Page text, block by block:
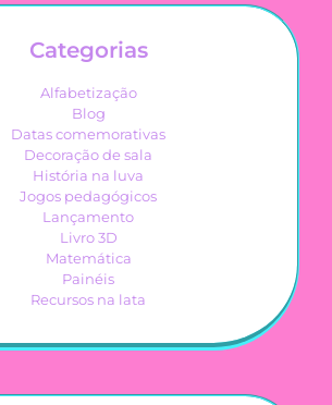
Categorias
Alfabetização
Blog
Datas comemorativas
Decoração de sala
História na luva
Jogos pedagógicos
Lançamento
Livro 3D
Matemática
Painéis
Recursos na lata